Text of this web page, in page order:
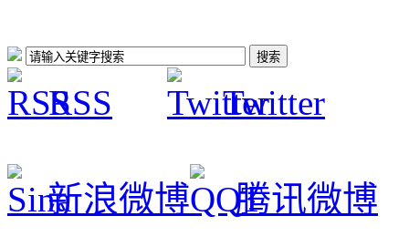
RSS Twitter
新浪微博 腾讯微博